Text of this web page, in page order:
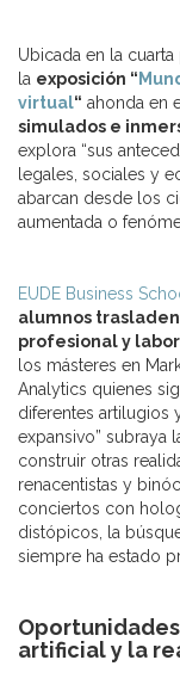
Ubicada en la cuarta
la exposición “
virtual“ ahonda en
simulados e
explora “sus
legales, sociales y
abarcan desde los
aumentada o
EUDE Business
alumnos
profesional y
los másteres en
Analytics quienes
diferentes artilugios
expansivo” subraya
construir otras
renacentistas y
conciertos con
distópicos, la
siempre ha estado
artificial y la